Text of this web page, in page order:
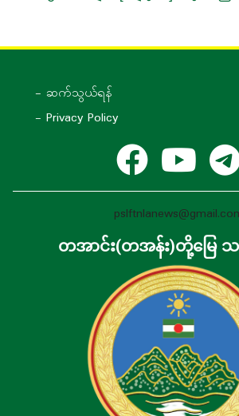
- ဆက်သွယ်ရန်
- Privacy Policy
တအာင်း(တအန်း)တို့မြေ သ